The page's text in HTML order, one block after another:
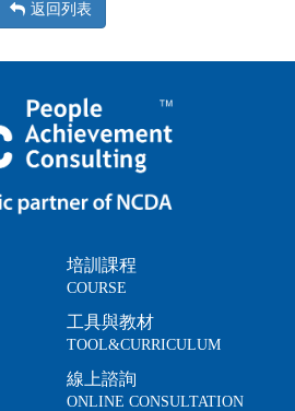
返回列表
培訓課程
COURSE
工具與教材
TOOL&CURRICULUM
線上諮詢
ONLINE CONSULTATION